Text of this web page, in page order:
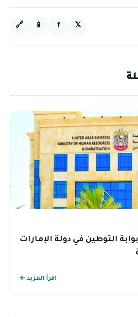
𝕏
f
📱
🔗
التوطين في دولة الإمارات
اقرأ المزيد ←